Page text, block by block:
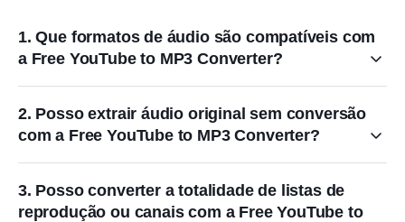
1. Que formatos de áudio são compatíveis com
a Free YouTube to MP3 Converter?
2. Posso extrair áudio original sem conversão
com a Free YouTube to MP3 Converter?
3. Posso converter a totalidade de listas de
reprodução ou canais com a Free YouTube to